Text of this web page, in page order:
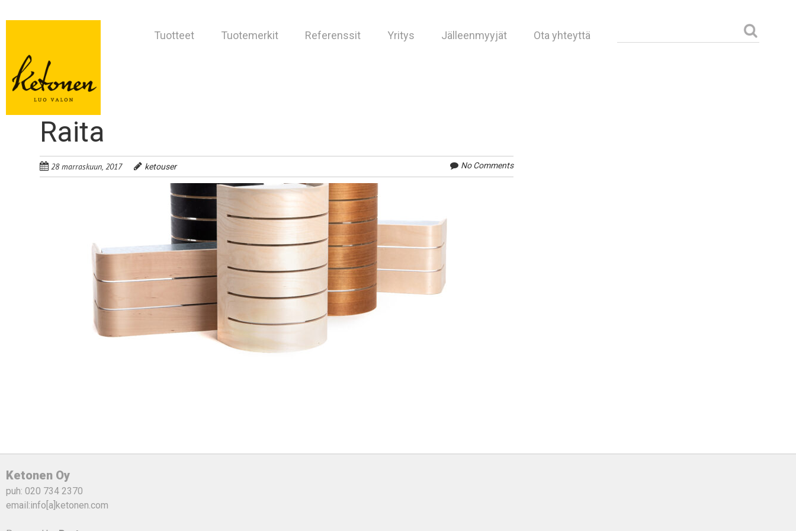
Tuotteet Tuotemerkit Referenssit Yritys Jälleenmyyjät Ota yhteyttä
Raita
28 marraskuun, 2017 ketouser No Comments
Ketonen Oy
puh: 020 734 2370
email:info[a]ketonen.com